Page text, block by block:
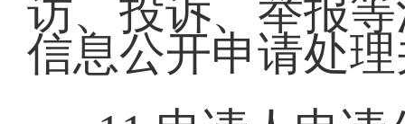
访、投诉、举报
信息公开申请处